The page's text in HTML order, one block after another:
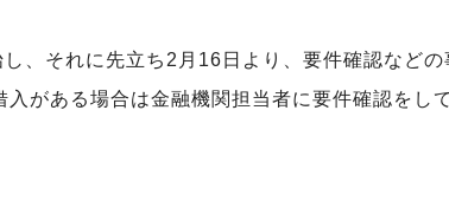
、それに先立ち2月16日より、要件確認などの
がある場合は金融機関担当者に要件確認をし